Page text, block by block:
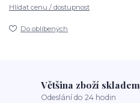
Hlídat cenu / dostupnost
Do oblíbených
Většina zboží skladem
Odeslání do 24 hodin